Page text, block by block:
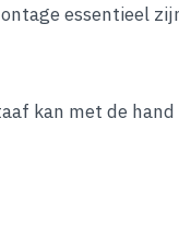
essentieel
kan met de